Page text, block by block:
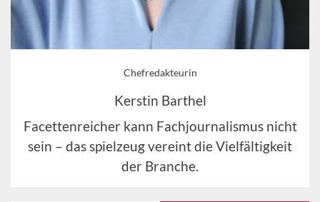
Chefredakteurin
Kerstin Barthel
Facettenreicher kann Fachjournalismus nicht
sein – das spielzeug vereint die Vielfältigkeit
der Branche.